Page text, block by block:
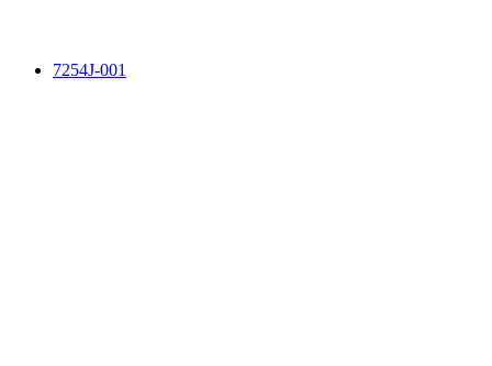
7254J-001